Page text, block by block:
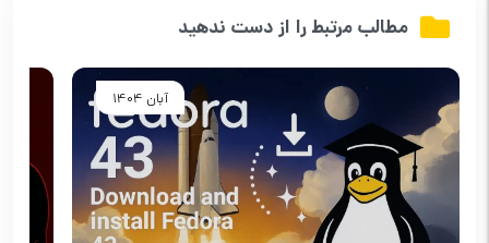
مطالب مرتبط را از دست ندهید
آبان 1404